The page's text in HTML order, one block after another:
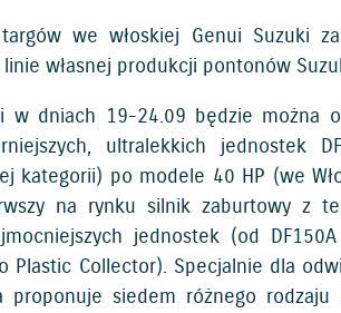
we włoskiej Genui Suzuki
własnej produkcji pontonów
w dniach 19-24.09 będzie można
ultralekkich jednostek
kategorii) po modele 40 HP (we
na rynku silnik zaburtowy z
jednostek (od
Plastic Collector). Specjalnie dla
proponuje siedem różnego